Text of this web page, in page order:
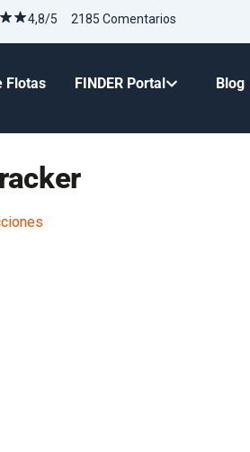
4,8/5 2185 Comentarios
Flotas FINDER Portal Blog